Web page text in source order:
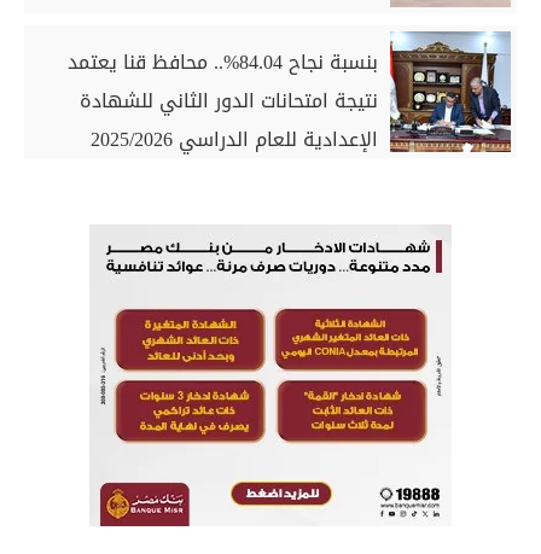
بنسبة نجاح 84.04%.. محافظ قنا يعتمد
نتيجة امتحانات الدور الثاني للشهادة
الإعدادية للعام الدراسي 2025/2026